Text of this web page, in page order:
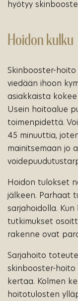
hyötyy
Hoidon kulku
Skinbooster-
viedään ihoon
asiakkaista
Usein hoitoalue
toimenpidettä.
45 minuuttia,
mainitsemaan jo
Hoidon tulokset
jälkeen. Parhaat
sarjahoidolla.
tutkimukset
rakenne ovat
Sarjahoito
skinbooster-hoito
kertaa. Kolmen
hoitotulosten